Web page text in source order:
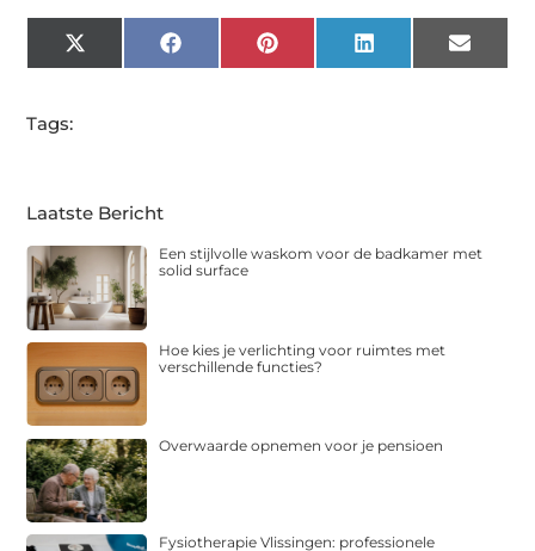
X
(Twitter)
FacebookPinterest LinkedIn Email
Tags:
Laatste Bericht
Een stijlvolle waskom voor de badkamer met
solid surface
Hoe kies je verlichting voor ruimtes met
verschillende functies?
Overwaarde opnemen voor je pensioen
Fysiotherapie Vlissingen: professionele